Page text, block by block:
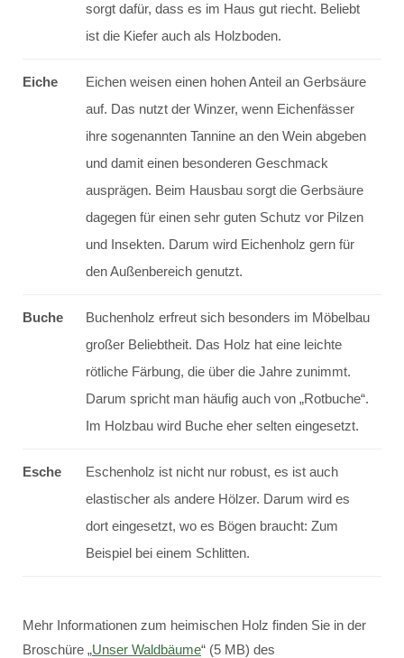
sorgt dafür, dass es im Haus gut riecht. Beliebt
ist die Kiefer auch als Holzboden.
Eiche
Eichen weisen einen hohen Anteil an Gerbsäure
auf. Das nutzt der Winzer, wenn Eichenfässer
ihre sogenannten Tannine an den Wein abgeben
und damit einen besonderen Geschmack
ausprägen. Beim Hausbau sorgt die Gerbsäure
dagegen für einen sehr guten Schutz vor Pilzen
und Insekten. Darum wird Eichenholz gern für
den Außenbereich genutzt.
Buche
Buchenholz erfreut sich besonders im Möbelbau
großer Beliebtheit. Das Holz hat eine leichte
rötliche Färbung, die über die Jahre zunimmt.
Darum spricht man häufig auch von „Rotbuche“.
Im Holzbau wird Buche eher selten eingesetzt.
Esche
Eschenholz ist nicht nur robust, es ist auch
elastischer als andere Hölzer. Darum wird es
dort eingesetzt, wo es Bögen braucht: Zum
Beispiel bei einem Schlitten.
Mehr Informationen zum heimischen Holz finden Sie in der
Broschüre „Unser Waldbäume“ (5 MB) des